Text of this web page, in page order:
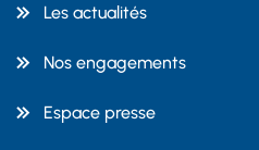
Les actualités
Nos engagements
Espace presse